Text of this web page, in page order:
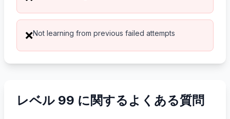
❌Not learning from previous failed attempts
レベル 99 に関するよくある質問